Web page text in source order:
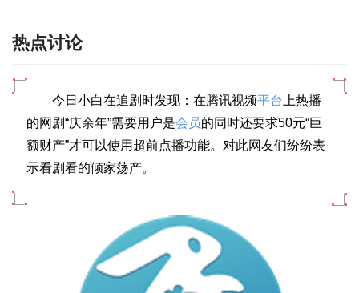
热点讨论
今日小白在追剧时发现： 在腾讯视频平台 上热播
的网剧“庆余年”需要用户是会员的同时还要求50元“巨
额财产”才可以使用超前点播功能。 对此网友们纷纷表
示看剧看的倾家荡产。